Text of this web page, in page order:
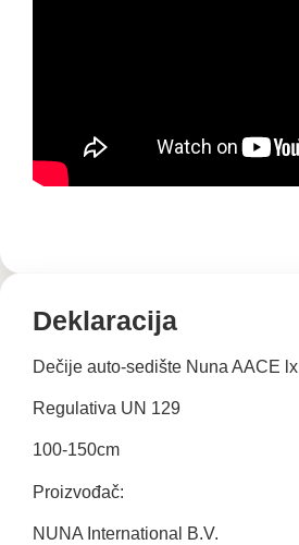
Deklaracija
Dečije auto-sedište Nuna AACE lx
Regulativa UN 129
100-150cm
Proizvođač:
NUNA International B.V.